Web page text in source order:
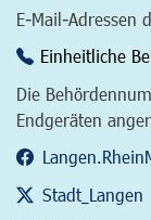
E-Mail-Adressen
Einheitliche
Die
Endgeräten
Stadt_Langen